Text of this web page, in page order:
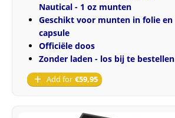
Nautical - 1 oz munten
Geschikt voor munten in folie en
capsule
Officiële doos
Zonder laden - los bij te bestellen
Add for €59,95